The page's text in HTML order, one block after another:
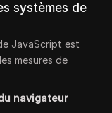
systèmes de
JavaScript est
mesures de
navigateur